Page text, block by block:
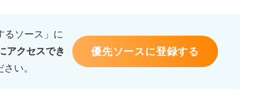
て合格ラインが違うとは思うのですが、一般的
ょうか？ 仕事と両立させながたの対策方法な
と幸いです。
るソース」に
アクセスでき
い。
優先ソースに登録する